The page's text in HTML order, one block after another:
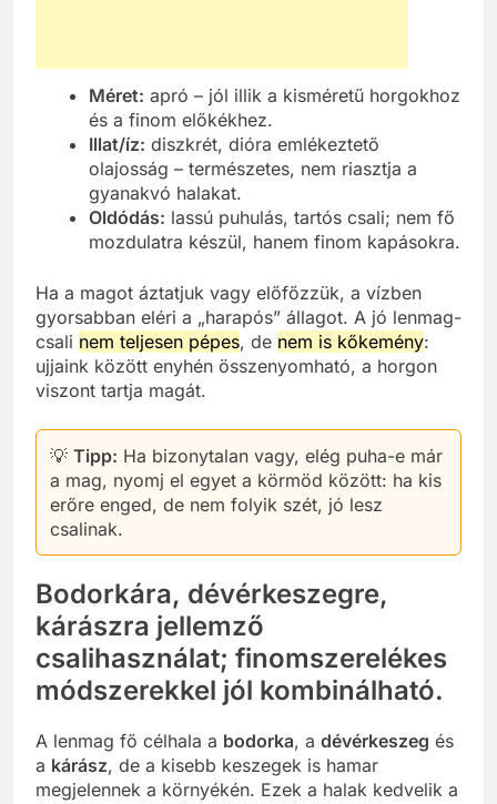
Méret: apró – jól illik a kisméretű horgokhoz
és a finom előkékhez.
Illat/íz: diszkrét, dióra emlékeztető
olajosság – természetes, nem riasztja a
gyanakvó halakat.
Oldódás: lassú puhulás, tartós csali; nem fő
mozdulatra készül, hanem finom kapásokra.
Ha a magot áztatjuk vagy előfőzzük, a vízben
gyorsabban eléri a „harapós” állagot. A jó lenmag-
csali nem teljesen pépes, de nem is kőkemény:
ujjaink között enyhén összenyomható, a horgon
viszont tartja magát.
💡 Tipp: Ha bizonytalan vagy, elég puha-e már
a mag, nyomj el egyet a körmöd között: ha kis
erőre enged, de nem folyik szét, jó lesz
csalinak.
Bodorkára, dévérkeszegre,
kárászra jellemző
csalihasználat; finomszerelékes
módszerekkel jól kombinálható.
A lenmag fő célhala a bodorka, a dévérkeszeg és
a kárász, de a kisebb keszegek is hamar
megjelennek a környékén. Ezek a halak kedvelik a